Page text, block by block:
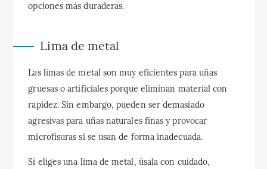
opciones más duraderas.
Lima de metal
Las limas de metal son muy eficientes para uñas
gruesas o artificiales porque eliminan material con
rapidez. Sin embargo, pueden ser demasiado
agresivas para uñas naturales finas y provocar
microfisuras si se usan de forma inadecuada.
Si eliges una lima de metal, úsala con cuidado,